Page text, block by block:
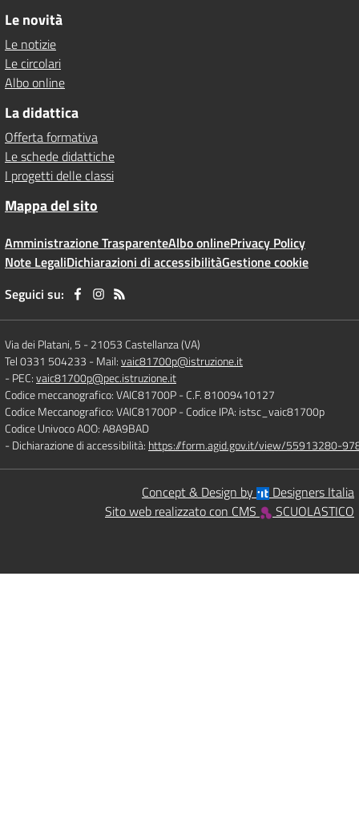
Le novità
Le notizie
Le circolari
Albo online
La didattica
Offerta formativa
Le schede didattiche
I progetti delle classi
Mappa del sito
Amministrazione TrasparenteAlbo onlinePrivacy Policy
Note LegaliDichiarazioni di accessibilitàGestione cookie
Seguici su:
Via dei Platani, 5 -21053 Castellanza (VA)
Tel 0331 504233 - Mail:vaic81700p@istruzione.it
- PEC:vaic81700p@pec.istruzione.it
Codice meccanografico: VAIC81700P- C.F. 81009410127
Codice Meccanografico: VAIC81700P- Codice IPA: istsc_vaic81700p
Codice Univoco AOO: A8A9BAD
- Dichiarazione di accessibilità: https://form.agid.gov.it/view/55913280-
Concept & Design by
Designers Italia
Sito web realizzato con CMS
SCUOLASTICO